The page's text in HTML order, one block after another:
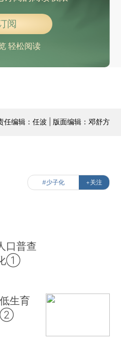
阅
轻松阅读
任编辑：任波 | 版面编辑：邓舒方
#少子化 +关注
口普查
化①
生育
②